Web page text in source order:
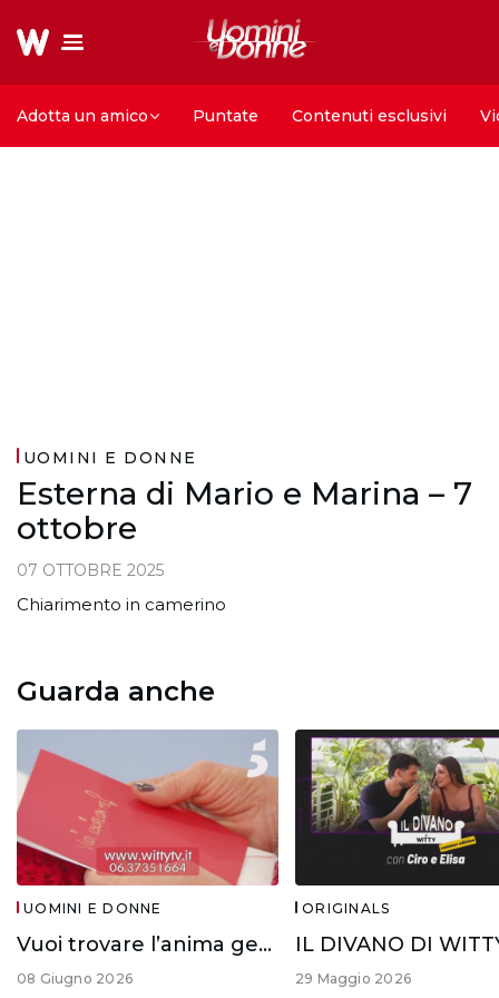
Adotta un amico Puntate Contenuti esclusivi
UOMINI E DONNE
Esterna di Mario e Marina – 7
ottobre
07 OTTOBRE 2025
Chiarimento in camerino
Guarda anche
UOMINI E DONNE
Vuoi trovare l’anima gemella?
08 Giugno 2026
ORIGINALS
29 Maggio 2026